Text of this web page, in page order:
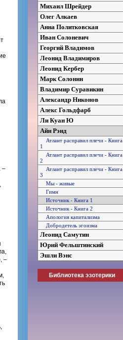
–
–
Михаил Шрейдер
Олег Алкаев
Анна Политковская
Иван Солоневич
Георгий Владимов
Леонид Владимиров
Леонид Кербер
Марк Солонин
Владимир Суравикин
Александр Никонов
Алекс Гольдфарб
Ли Куан Ю
Айн Рэнд
Атлант расправил плечи - Книга
1
Атлант расправил плечи - Книга
2
Атлант расправил плечи - Книга
3
Мы - живые
Гимн
Источник - Книга 1
Источник - Книга 2
Апология капитализма
Добродетель эгоизма
Леонид Самутин
Юрий Фельштинский
Эшли Вэнс
Библиотека эзотерики